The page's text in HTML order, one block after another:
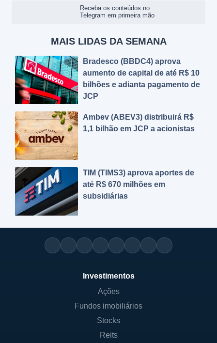
Receba os conteúdos no
Telegram em primeira mão
MAIS LIDAS DA SEMANA
Bradesco (BBDC4) aprova
aumento de capital de até R$ 10
bilhões e adianta pagamento de
JCP
Ambev (ABEV3) distribuirá R$
1,1 bilhão em JCP a acionistas
TIM (TIMS3) aprova aportes de
até R$ 670 milhões em
subsidiárias
Investimentos
Ações
Fundos imobiliários
Stocks
Reits